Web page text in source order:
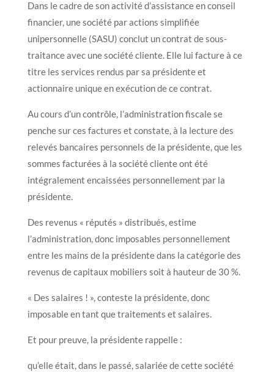
Dans le cadre de son activité d’assistance en conseil
financier, une société par actions simplifiée
unipersonnelle (SASU) conclut un contrat de sous-
traitance avec une société cliente. Elle lui facture à ce
titre les services rendus par sa présidente et
actionnaire unique en exécution de ce contrat.
Au cours d’un contrôle, l’administration fiscale se
penche sur ces factures et constate, à la lecture des
relevés bancaires personnels de la présidente, que les
sommes facturées à la société cliente ont été
intégralement encaissées personnellement par la
présidente.
Des revenus « réputés » distribués, estime
l’administration, donc imposables personnellement
entre les mains de la présidente dans la catégorie des
revenus de capitaux mobiliers soit à hauteur de 30 %.
« Des salaires ! », conteste la présidente, donc
imposable en tant que traitements et salaires.
Et pour preuve, la présidente rappelle :
qu’elle était, dans le passé, salariée de cette société